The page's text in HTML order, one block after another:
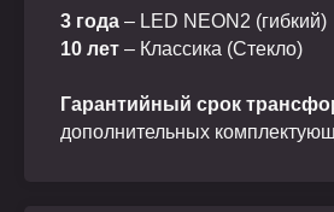
3 года – LED NEON2 (гибкий)
10 лет – Классика (Стекло)
Гарантийный срок
дополнительных